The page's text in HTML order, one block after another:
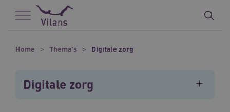
Naar hoofdinhoud
Naar footer
Home Thema's Digitale zorg
Digitale zorg